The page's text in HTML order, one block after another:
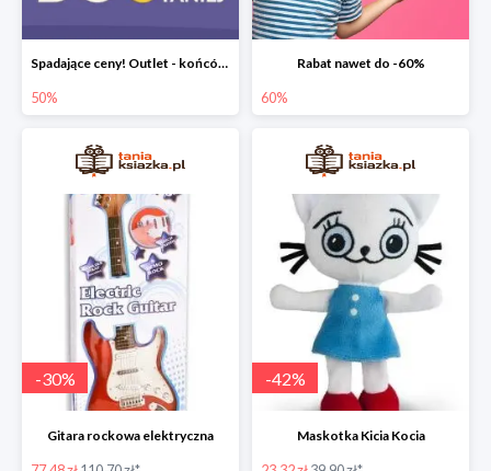
Spadające ceny! Outlet - końcówki nakładów książek do -50%
50%
Rabat nawet do -60%
60%
-30%
Gitara rockowa elektryczna
-42%
Maskotka Kicia Kocia